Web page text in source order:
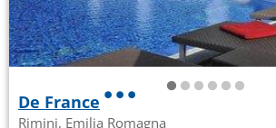
De France
Rimini, Emilia Romagna